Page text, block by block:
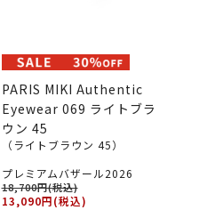
PARIS MIKI Authentic
Eyewear 069 ライトブラ
ウン 45
（ライトブラウン 45）
プレミアムバザール2026
18,700円(税込)
13,090円(税込)